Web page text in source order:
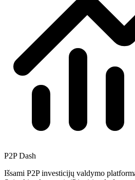
P2P Dash
Išsami P2P investicijų valdymo